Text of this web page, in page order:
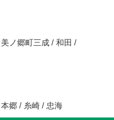
美ノ郷町三成 / 和田 /
本郷 / 糸崎 / 忠海